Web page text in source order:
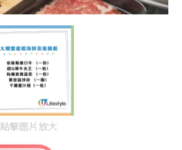
點擊圖片放大